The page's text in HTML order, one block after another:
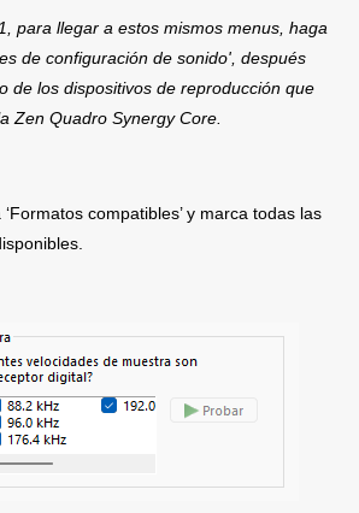
para llegar a estos mismos menus, haga
de configuración de sonido', después
de los dispositivos de reproducción que
Zen Quadro Synergy Core.
compatibles’ y marca todas las